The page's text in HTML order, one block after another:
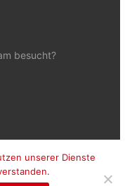
besucht?
unserer Dienste